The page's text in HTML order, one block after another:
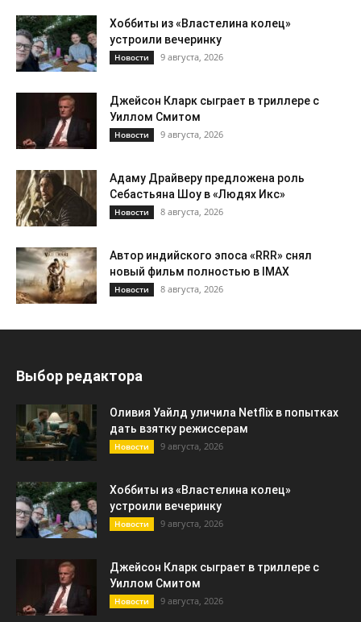
Хоббиты из «Властелина колец»
устроили вечеринку
Новости 9 августа, 2026
Джейсон Кларк сыграет в триллере с
Уиллом Смитом
Новости 9 августа, 2026
Адаму Драйверу предложена роль
Себастьяна Шоу в «Людях Икс»
Новости 8 августа, 2026
Автор индийского эпоса «RRR» снял
новый фильм полностью в IMAX
Новости 8 августа, 2026
Выбор редактора
Оливия Уайлд уличила Netflix в попытках
дать взятку режиссерам
Новости 9 августа, 2026
Хоббиты из «Властелина колец»
устроили вечеринку
Новости 9 августа, 2026
Джейсон Кларк сыграет в триллере с
Уиллом Смитом
Новости 9 августа, 2026